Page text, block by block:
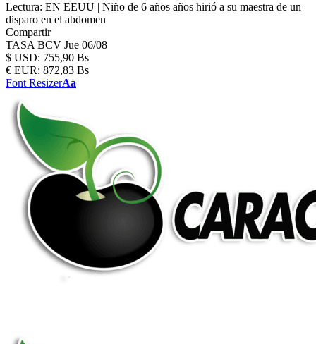
Lectura: EN EEUU | Niño de 6 años años hirió a su maestra de un
disparo en el abdomen
Compartir
TASA BCV Jue 06/08
$ USD: 755,90 Bs
€ EUR: 872,83 Bs
Font ResizerAa